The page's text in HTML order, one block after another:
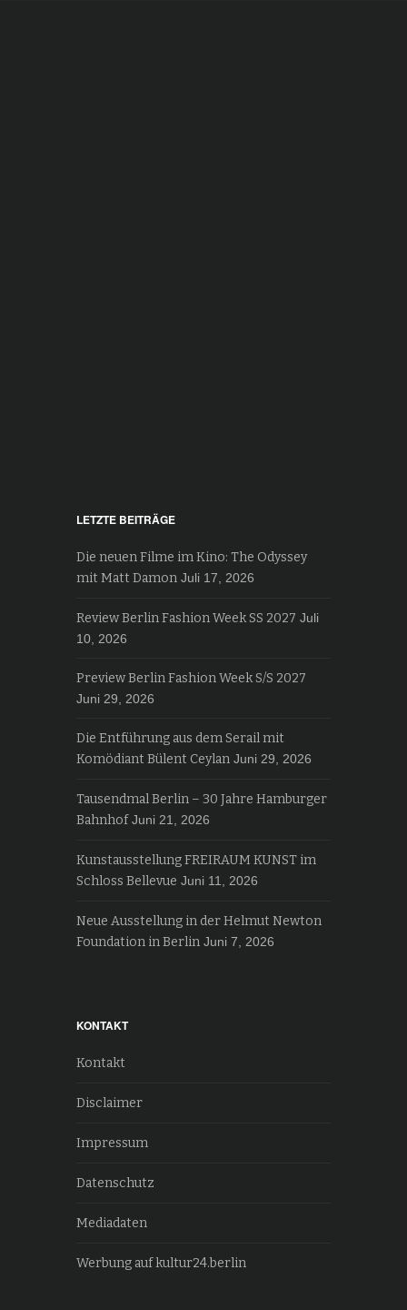
LETZTE BEITRÄGE
Die neuen Filme im Kino: The Odyssey
mit Matt Damon Juli 17, 2026
Review Berlin Fashion Week SS 2027 Juli
10, 2026
Preview Berlin Fashion Week S/S 2027
Juni 29, 2026
Die Entführung aus dem Serail mit
Komödiant Bülent Ceylan Juni 29, 2026
Tausendmal Berlin – 30 Jahre Hamburger
Bahnhof Juni 21, 2026
Kunstausstellung FREIRAUM KUNST im
Schloss Bellevue Juni 11, 2026
Neue Ausstellung in der Helmut Newton
Foundation in Berlin Juni 7, 2026
KONTAKT
Kontakt
Disclaimer
Impressum
Datenschutz
Mediadaten
Werbung auf kultur24.berlin